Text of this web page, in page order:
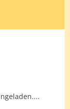
allen "Good